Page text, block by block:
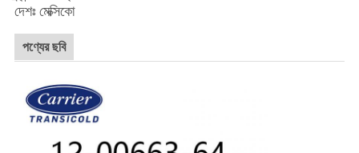
দেশঃ মেক্সিকো
পণ্যের ছবি